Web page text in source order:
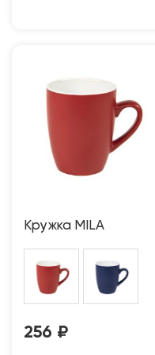
Кружка MILA
256 ₽